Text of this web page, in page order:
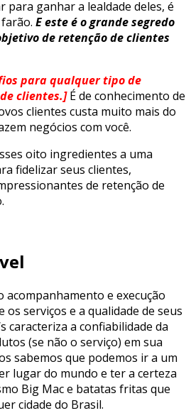
para ganhar a lealdade deles, é
E este é o grande segredo
de retenção de clientes
para qualquer tipo de
clientes.] É de conhecimento de
clientes custa muito mais do
negócios com você.
oito ingredientes a uma
fidelizar seus clientes,
de retenção de
acompanhamento e execução
os serviços e a qualidade de seus
caracteriza a confiabilidade da
(se não o serviço) em sua
sabemos que podemos ir a um
lugar do mundo e ter a certeza
Big Mac e batatas fritas que
cidade do Brasil.